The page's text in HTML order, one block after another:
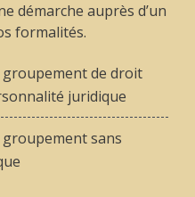
démarche auprès d’un
formalités.
groupement de droit
juridique
sans